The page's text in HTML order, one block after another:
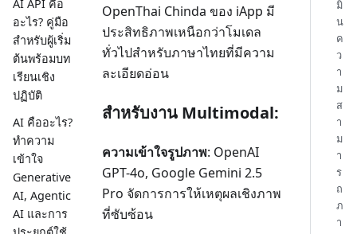
AI API คือ
อะไร? คู่มือ
สำหรับผู้เริ่ม
ต้นพร้อมบท
เรียนเชิง
ปฏิบัติ
AI คืออะไร?
ทำความ
เข้าใจ
Generative
AI, Agentic
AI และการ
OpenThai Chinda ของ iApp มี
ประสิทธิภาพเหนือกว่าโมเดล
ทั่วไปสำหรับภาษาไทยที่มีความ
ละเอียดอ่อน
สำหรับงาน Multimodal:
ความเข้าใจรูปภาพ: OpenAI
GPT-4o, Google Gemini 2.5
Pro จัดการการให้เหตุผลเชิงภาพ
ที่ซับซ้อน
มิ
น
ค
ว
า
ม
ส
า
ม
า
ร
ถ
ภ
า